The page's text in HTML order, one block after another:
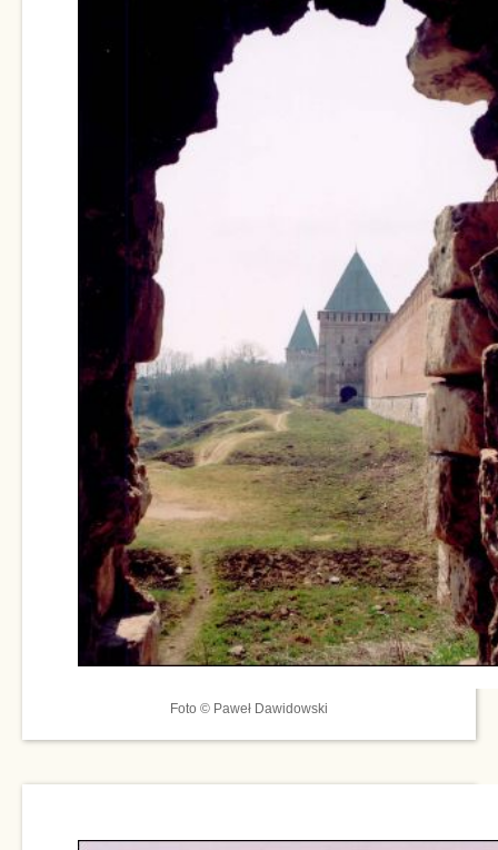
Foto © Paweł Dawidowski